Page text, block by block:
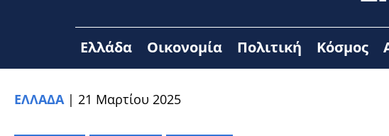
Ελλάδα Οικονομία Πολιτική Κόσμος
ΕΛΛΑΔΑ| 21 Μαρτίου 2025